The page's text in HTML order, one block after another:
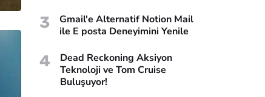
3
Gmail'e Alternatif Notion Mail
ile E posta Deneyimini Yenile
4
Dead Reckoning Aksiyon
Teknoloji ve Tom Cruise
Buluşuyor!